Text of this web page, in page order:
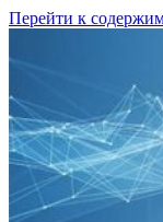
Перейти к